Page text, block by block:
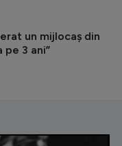
un mijlocaș din
pe 3 ani”